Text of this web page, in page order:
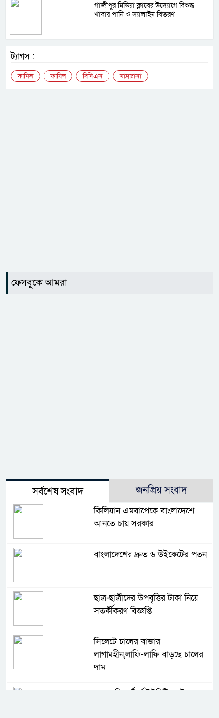
গাজীপুর মিডিয়া ক্লাবের উদ্যোগে বিশুদ্ধ
খাবার পানি ও স্যালাইন বিতরণ
ট্যাগস :
কামিল ফাযিল বিসিএস মাদ্রারাসা
ফেসবুকে আমরা
সর্বশেষ সংবাদ জনপ্রিয় সংবাদ
কিলিয়ান এমবাপেকে বাংলাদেশে
আনতে চায় সরকার
বাংলাদেশের দ্রুত ৬ উইকেটের পতন
ছাত্র-ছাত্রীদের উপবৃত্তির টাকা নিয়ে
সতর্কীকরণ বিজ্ঞপ্তি
সিলেটে চালের বাজার
লাগামহীন,লাফি-লাফি বাড়ছে চালের
দাম
মাগুরা রিপোর্টার্স ইউনিটির দুই বছর